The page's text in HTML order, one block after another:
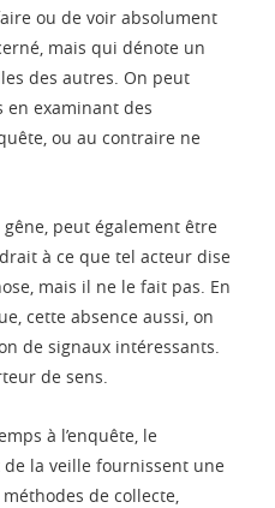
ou de voir absolument
mais qui dénote un
des autres. On peut
en examinant des
ou au contraire ne
gêne, peut également être
à ce que tel acteur dise
mais il ne le fait pas. En
cette absence aussi, on
de signaux intéressants.
de sens.
à l’enquête, le
la veille fournissent une
de collecte,